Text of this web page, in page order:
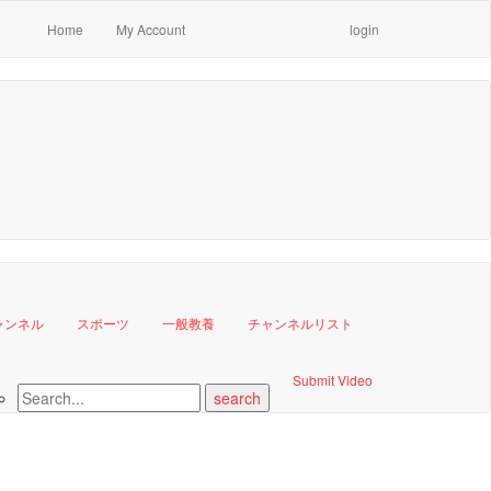
login
Home My Account
ンネル スポーツ 一般教養 チャンネルリスト
Submit Video